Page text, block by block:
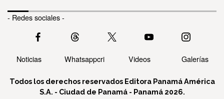
- Redes sociales -
Noticias Whatsappcri Videos Galerías
Todos los derechos reservados Editora Panamá América
S.A. - Ciudad de Panamá - Panamá 2026.